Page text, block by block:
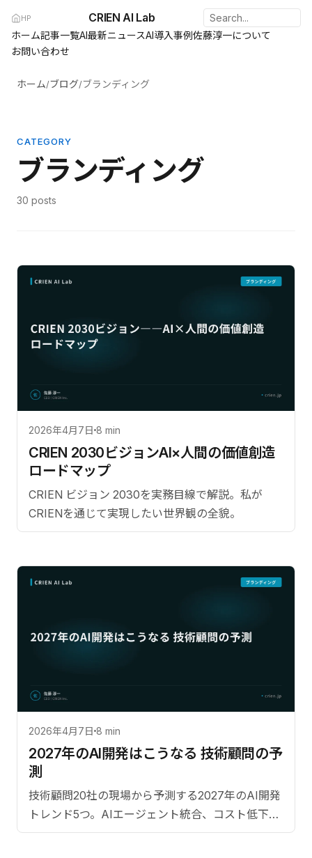
HP CRIEN AI Lab
ホーム記事一覧AI最新ニュースAI導入事例佐藤淳一について
お問い合わせ
ホーム/ブログ/ブランディング
CATEGORY
ブランディング
30 posts
2026年4月7日 8 min
CRIEN 2030ビジョン――AI×人間の価値創造
ロードマップ
CRIEN ビジョン 2030を実務目線で解説。私が
CRIENを通じて実現したい世界観の全貌。
2026年4月7日 8 min
2027年のAI開発はこうなる 技術顧問の予
測
技術顧問20社の現場から予測する2027年のAI開発
トレンド5つ。AIエージェント統合、コスト低下、
AI成熟度モデルを解説。